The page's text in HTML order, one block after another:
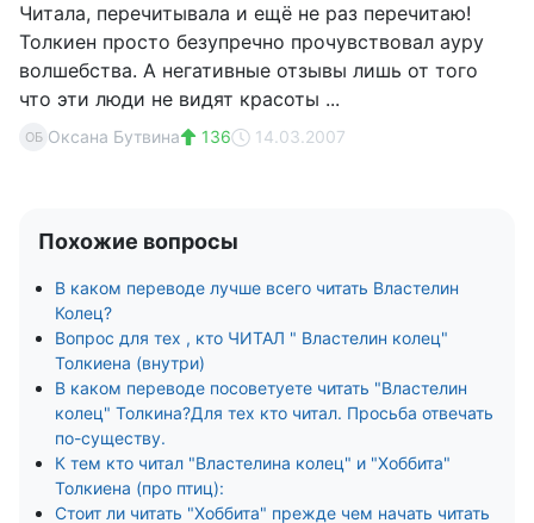
Читала, перечитывала и ещё не раз перечитаю!
Толкиен просто безупречно прочувствовал ауру
волшебства. А негативные отзывы лишь от того
что эти люди не видят красоты ...
ОБ Оксана Бутвина 136 14.03.2007
Похожие вопросы
В каком переводе лучше всего читать Властелин
Колец?
Вопрос для тех , кто ЧИТАЛ " Властелин колец"
Толкиена (внутри)
В каком переводе посоветуете читать "Властелин
колец" Толкина?Для тех кто читал. Просьба отвечать
по-существу.
К тем кто читал "Властелина колец" и "Хоббита"
Толкиена (про птиц):
Стоит ли читать "Хоббита" прежде чем начать читать